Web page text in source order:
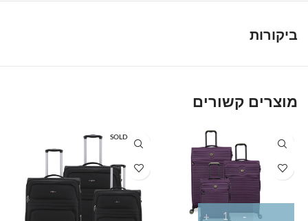
ביקורות
מוצרים קשורים
SOLD OUT